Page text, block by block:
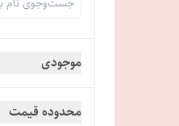
موجودی
محدوده قیمت